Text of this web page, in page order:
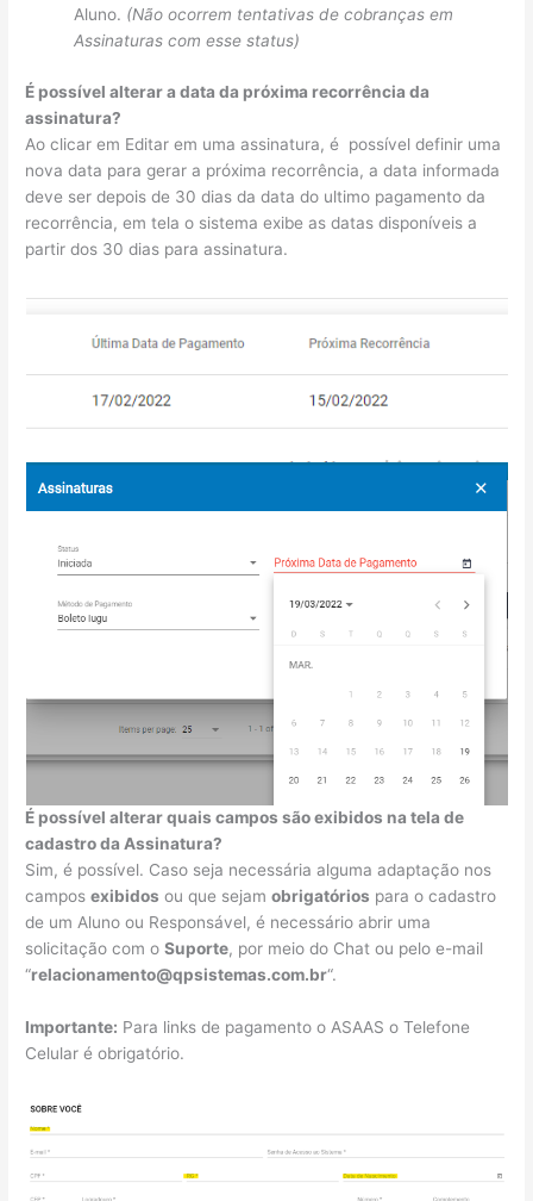
Aluno. (Não ocorrem tentativas de cobranças em
Assinaturas com esse status)
É possível alterar a data da próxima recorrência da
assinatura?
Ao clicar em Editar em uma assinatura, é possível definir uma
nova data para gerar a próxima recorrência, a data informada
deve ser depois de 30 dias da data do ultimo pagamento da
recorrência, em tela o sistema exibe as datas disponíveis a
partir dos 30 dias para assinatura.
É possível alterar quais campos são exibidos na tela de
cadastro da Assinatura?
Sim, é possível. Caso seja necessária alguma adaptação nos
camposexibidos ou que sejamobrigatórios para o cadastro
de um Aluno ou Responsável, é necessário abrir uma
solicitação com oSuporte, por meio do Chat ou pelo e-mail
“relacionamento@qpsistemas.com.br“.
Importante: Para links de pagamento o ASAAS o Telefone
Celular é obrigatório.